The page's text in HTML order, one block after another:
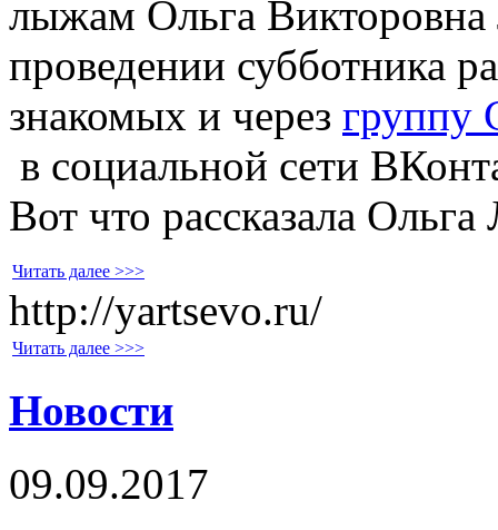
лыжам Ольга
проведении субботника
знакомых и через группу
в социальной сети
Вот что рассказала
Читать далее >>>
http://yartsevo.ru/
Читать далее >>>
Новости
09.09.2017